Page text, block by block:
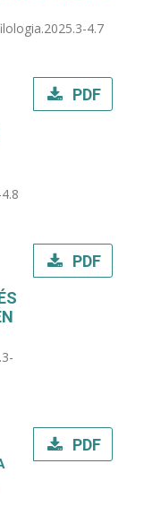
4.7
PDF
PDF
PDF